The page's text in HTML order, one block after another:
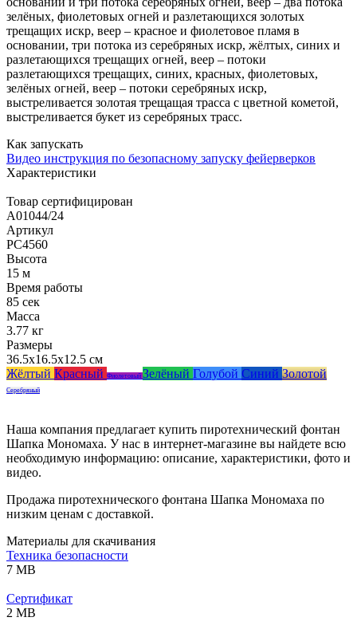
зелёных, фиолетовых огней и разлетающихся золотых
трещащих искр, веер – красное и фиолетовое пламя в
основании, три потока из серебряных искр, жёлтых, синих и
разлетающихся трещащих огней, веер – потоки
разлетающихся трещащих, синих, красных, фиолетовых,
зелёных огней, веер – потоки серебряных искр,
выстреливается золотая трещащая трасса с цветной кометой,
выстреливается букет из серебряных трасс.
Как запускать
Видео инструкция по безопасному запуску фейерверков
Характеристики
Товар сертифицирован
A01044/24
Артикул
РС4560
Высота
15 м
Время работы
85 сек
Масса
3.77 кг
Размеры
36.5x16.5x12.5 см
Жёлтый Красный Фиолетовый Зелёный Голубой Синий Золотой
Серебряный
Наша компания предлагает купить пиротехнический фонтан
Шапка Мономаха. У нас в интернет-магазине вы найдете всю
необходимую информацию: описание, характеристики, фото и
видео.
Продажа пиротехнического фонтана Шапка Мономаха по
низким ценам с доставкой.
Материалы для скачивания
Техника безопасности
7 MB
Сертификат
2 MB